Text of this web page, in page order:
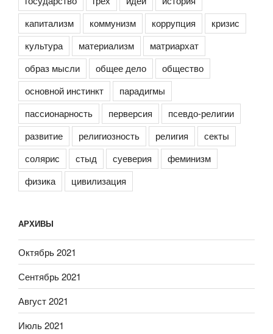
капитализм
коммунизм коррупция
кризис
культура
материализм
матриархат
образ мысли
общее дело
общество
основной инстинкт
парадигмы
пассионарность
перверсия
псевдо-религии
развитие
религиозность религия
секты
солярис
стыд суеверия
феминизм
физика
цивилизация
АРХИВЫ
Октябрь 2021
Сентябрь 2021
Август 2021
Июль 2021